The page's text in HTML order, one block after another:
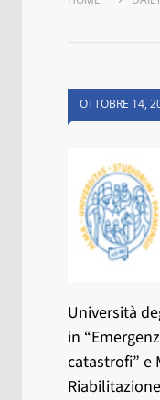
OTTOBRE 14,
Università
in
catastrofi” e